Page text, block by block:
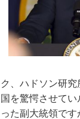
ク、ハドソン研
国を驚愕させて
った副大統領で